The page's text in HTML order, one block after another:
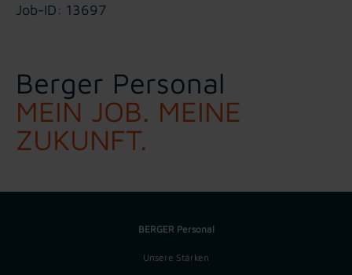
Job-ID: 13697
Berger Personal
MEIN JOB. MEINE
ZUKUNFT.
BERGER Personal
Unsere Stärken